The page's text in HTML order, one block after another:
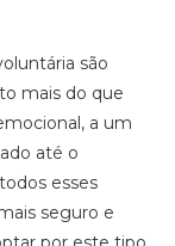
são
mais do que
a um
até o
esses
seguro e